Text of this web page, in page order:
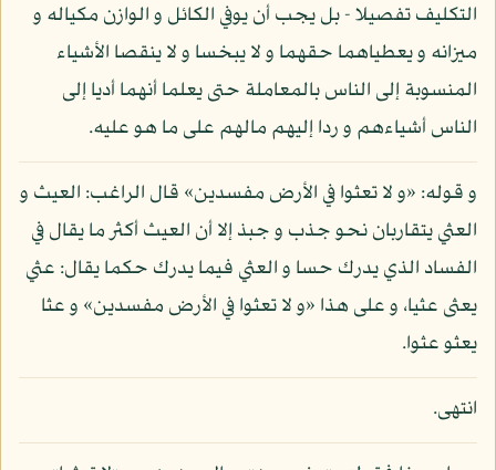
التكليف تفصيلا - بل يجب أن يوفي الكائل و الوازن مكياله و
ميزانه و يعطياهما حقهما و لا يبخسا و لا ينقصا الأشياء
المنسوبة إلى الناس بالمعاملة حتى يعلما أنهما أديا إلى
الناس أشياءهم و ردا إليهم مالهم على ما هو عليه.
و قوله: «و لا تعثوا في الأرض مفسدين» قال الراغب: العيث و
العثي يتقاربان نحو جذب و جبذ إلا أن العيث أكثر ما يقال في
الفساد الذي يدرك حسا و العثي فيما يدرك حكما يقال: عثي
يعثى عثيا، و على هذا «و لا تعثوا في الأرض مفسدين» و عثا
يعثو عثوا.
انتهى.